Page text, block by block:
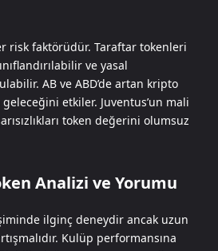
risk faktörüdür. Taraftar tokenleri
ve yasal
AB ve ABD’de artan kripto
etkiler. Juventus’un mali
token değerini olumsuz
Analizi ve Yorumu
ilginç deneydir ancak uzun
Kulüp performansına